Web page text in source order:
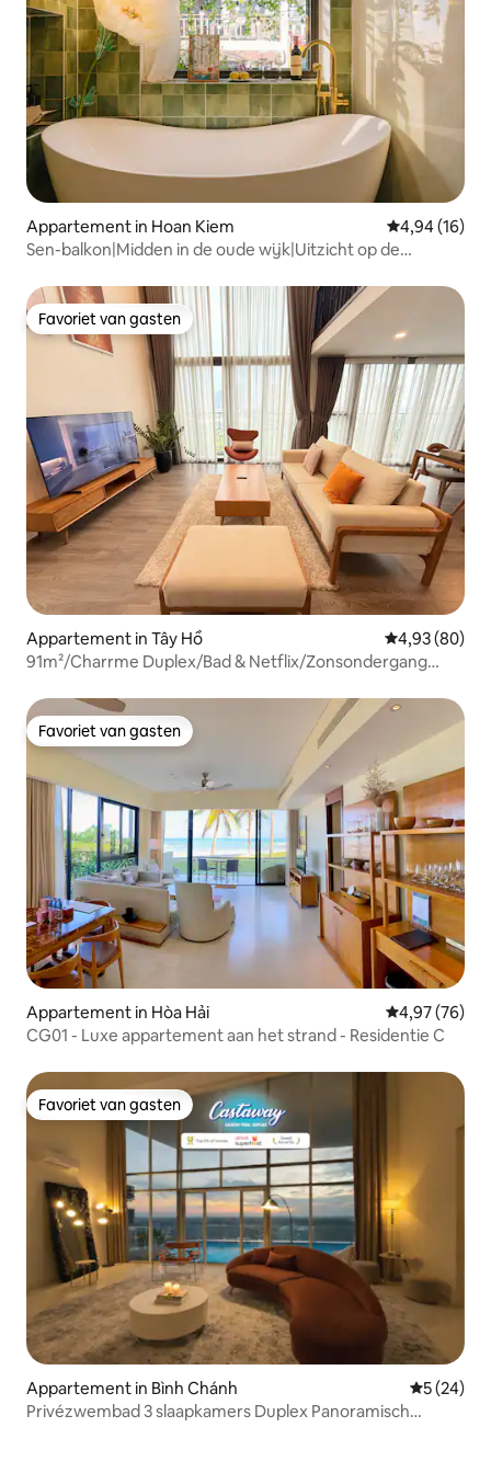
Appartement in Hoan Kiem Gemiddelde
4,94 (16)
Sen-balkon|Midden in de oude wijk|Uitzicht op de
Favoriet van gasten
Favoriet van gasten
Appartement in Tây Hồ Gemiddelde
4,93 (80)
91m²/Charrme Duplex/Bad & Netflix/Zonsondergang
Favoriet van gasten
Favoriet van gasten
Appartement in Hòa Hải Gemiddelde
4,97 (76)
CG01 - Luxe appartement aan het strand - Residentie C
Favoriet van gasten
Favoriet van gasten
Appartement in Bình Chánh
5 (24)
Privézwembad 3 slaapkamers Duplex Panoramisch